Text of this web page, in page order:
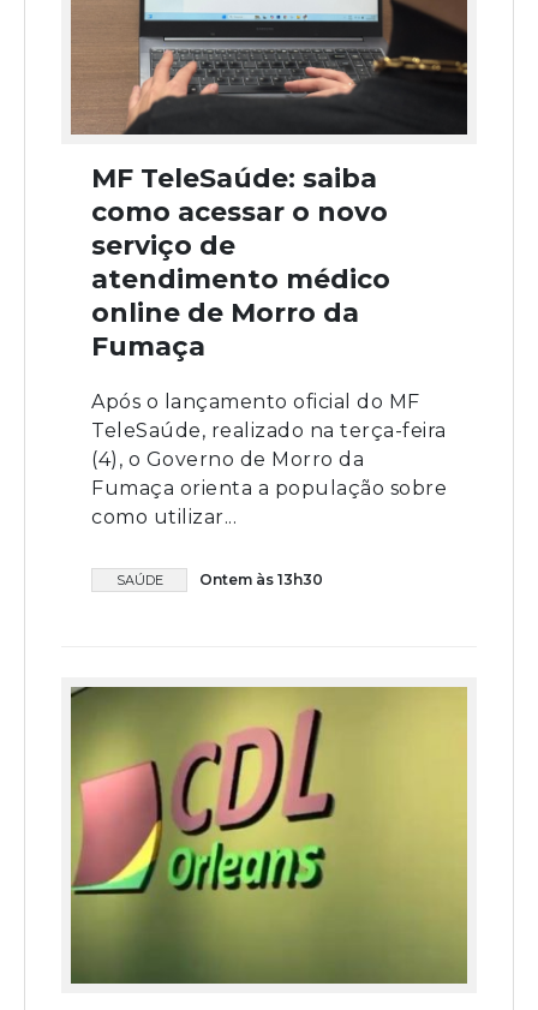
MF TeleSaúde: saiba
como acessar o novo
serviço de
atendimento médico
online de Morro da
Fumaça
Após o lançamento oficial do MF
TeleSaúde, realizado na terça-feira
(4), o Governo de Morro da
Fumaça orienta a população sobre
como utilizar...
SAÚDE Ontem às 13h30